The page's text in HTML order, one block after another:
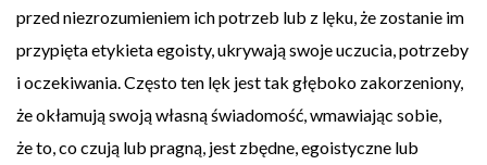
przed niezrozumieniem ich potrzeb lub z lęku, że zostanie im
przypięta etykieta egoisty, ukrywają swoje uczucia, potrzeby
i oczekiwania. Często ten lęk jest tak głęboko zakorzeniony,
że okłamują swoją własną świadomość, wmawiając sobie,
że to, co czują lub pragną, jest zbędne, egoistyczne lub